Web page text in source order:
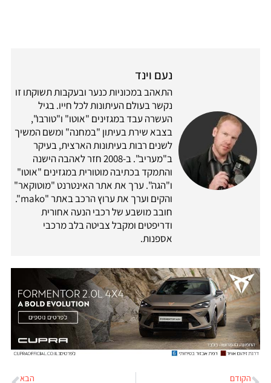
נעם וינד
התאהב במכוניות כנער ובעקבות תשוקתו זו
נקשר בעולם העיתונות לכל חייו. בגיל
העשרה עבד במגזינים "אוטו" ו"טורבו",
בצבא שירת בעיתון "במחנה" ומשם המשיך
לשנים רבות בעיתונות הארצית, בעיקר
ב"מעריב". ב-2008 חזר לאהבה הישנה
והתמקד בכתיבה מוטורית במגזינים "אוטו"
ו"הגה". ערך את אתר האינטרנט "מוטוקאר"
והקים וערך את ערוץ הרכב באתר "mako".
חובב מושבע של רכבי הנעה אחורית
ודריפטים ומקבל צביטה בלב מרכבי
אספנות.
הקודם הבא